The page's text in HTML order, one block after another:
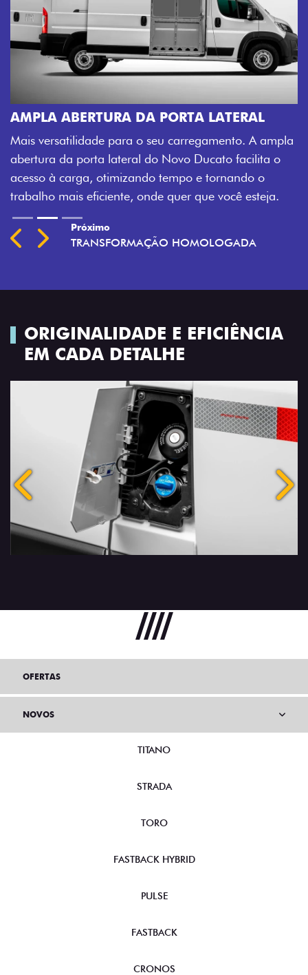
AMPLA ABERTURA DA PORTA LATERAL
Mais versatilidade para o seu carregamento. A ampla
abertura da porta lateral do Novo Ducato facilita o
acesso à carga, otimizando tempo e tornando o
trabalho mais eficiente, onde quer que você esteja.
Previous
Next
Próximo
TRANSFORMAÇÃO HOMOLOGADA
ORIGINALIDADE E EFICIÊNCIA
EM CADA DETALHE
Anterior
OFERTAS
NOVOS
TITANO
STRADA
TORO
FASTBACK HYBRID
PULSE
FASTBACK
CRONOS